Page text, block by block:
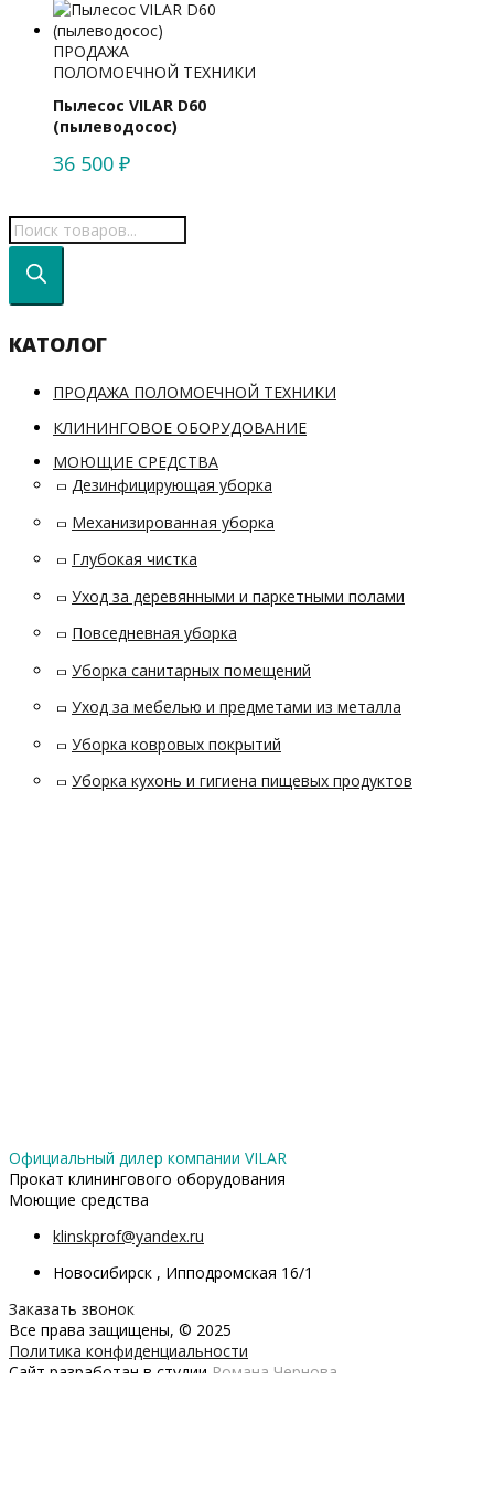
КАТОЛОГ
ПРОДАЖА ПОЛОМОЕЧНОЙ ТЕХНИКИ
КЛИНИНГОВОЕ ОБОРУДОВАНИЕ
МОЮЩИЕ СРЕДСТВА
Дезинфицирующая уборка
Механизированная уборка
Глубокая чистка
Уход за деревянными и паркетными полами
Повседневная уборка
Уборка санитарных помещений
Уход за мебелью и предметами из металла
Уборка ковровых покрытий
Уборка кухонь и гигиена пищевых продуктов
ПРОДАЖА
ПОЛОМОЕЧНОЙ ТЕХНИКИ
Пылесос VILAR D60
(пылеводосос)
36 500 ₽
Официальный дилер компании VILAR
Прокат клинингового оборудования
Моющие средства
klinskprof@yandex.ru
Новосибирск , Ипподромская 16/1
Заказать звонок
Все права защищены, © 2025
Политика конфиденциальности
Сайт разработан в студии Романа Чернова